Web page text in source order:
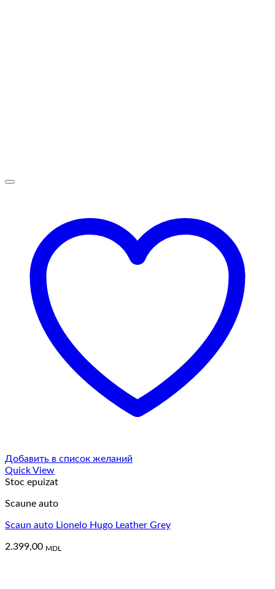
Добавить в список желаний
Quick View
Stoc epuizat
Scaune auto
Scaun auto Lionelo Hugo Leather Grey
2.399,00 MDL